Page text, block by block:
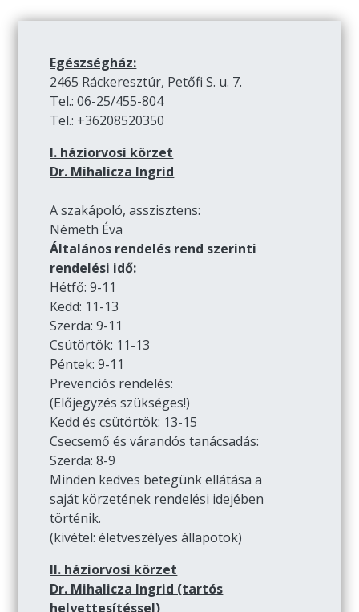
Egészségház:
2465 Ráckeresztúr, Petőfi S. u. 7.
Tel.: 06-25/455-804
Tel.: +36208520350
I. háziorvosi körzet
Dr. Mihalicza Ingrid
A szakápoló, asszisztens:
Németh Éva
Általános rendelés rend szerinti
rendelési idő:
Hétfő: 9-11
Kedd: 11-13
Szerda: 9-11
Csütörtök: 11-13
Péntek: 9-11
Prevenciós rendelés:
(Előjegyzés szükséges!)
Kedd és csütörtök: 13-15
Csecsemő és várandós tanácsadás:
Szerda: 8-9
Minden kedves betegünk ellátása a
saját körzetének rendelési idejében
történik.
(kivétel: életveszélyes állapotok)
II. háziorvosi körzet
Dr. Mihalicza Ingrid (tartós
helyettesítéssel)